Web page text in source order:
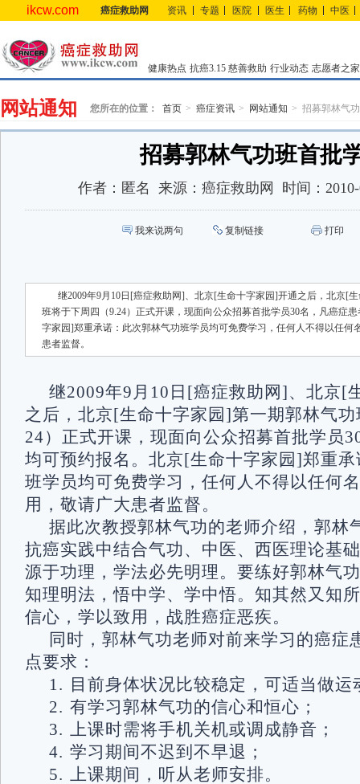
ikcw.com 癌症救助网 资讯 专题 医院 医生 药物 中医
健康热点 抗癌3.15 慈善救助 行业动态 志愿者之家
网站通知 您所在的位置： 首页 癌症资讯 网站通知 招募郭林气
招募郭林气功班首批
作者： 匿名 来源： 癌症救助网 时间：
我来说两句 复制链接 打印
继2009年9月10日[癌症救助网]、北京[生命十字家园]开通之后，北京[
班将于下周四（9.24）正式开课，现面向公众招募首批学员30名，凡癌症
字家园]郑重承诺：此次郭林气功班学员均可免费学习，任何人不得以任何
患者监督。
继2009年9月10日[癌症救助网]、北京[
之后，北京[生命十字家园]第一期郭林气
24）正式开课，现面向公众招募首批学员
均可预约报名。北京[生命十字家园]郑重
班学员均可免费学习，任何人不得以任何
用，敬请广大患者监督。
据此次教授郭林气功的老师介绍，郭林
抗癌实践中结合气功、中医、西医理论基
源于功理，学法必先明理。要练好郭林气
知理明法，悟中学、学中悟。知其然又知
信心，学以致用，战胜癌症恶疾。
同时，郭林气功老师对前来学习的癌症
点要求：
1. 目前身体状况比较稳定，可适当做运
2. 有学习郭林气功的信心和恒心；
3. 上课时需将手机关机或调成静音；
4. 学习期间不迟到不早退；
5. 上课期间，听从老师安排。